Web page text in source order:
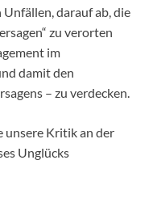
darauf ab, die
zu verorten
im
damit den
– zu verdecken.
unsere Kritik an der
Unglücks